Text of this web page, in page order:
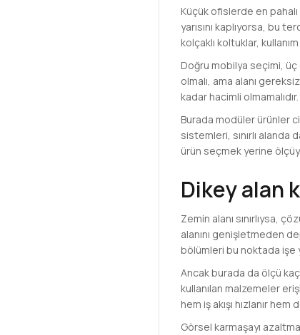
Küçük ofislerde en
yarısını kaplıyorsa, bu
kolçaklı koltuklar,
Doğru mobilya seçimi, üç
olmalı, ama alanı
kadar hacimli
Burada modüler ürünler
sistemleri, sınırlı alanda
ürün seçmek yerine
Dikey alan
Zemin alanı sınırlıysa,
alanını genişletmeden
bölümleri bu noktada işe
Ancak burada da ölçü
kullanılan malzemeler
hem iş akışı hızlanır
Görsel karmaşayı